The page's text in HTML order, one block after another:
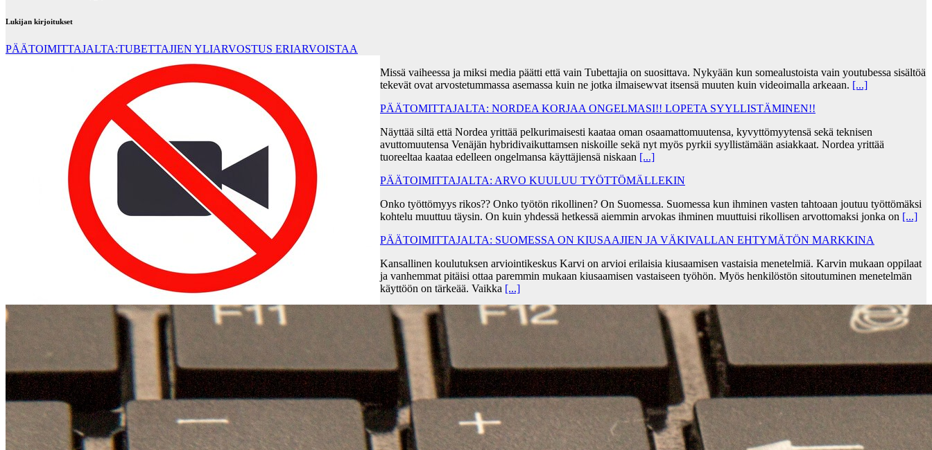
Lukijan kirjoitukset
PÄÄTOIMITTAJALTA:TUBETTAJIEN YLIARVOSTUS ERIARVOISTAA
Missä vaiheessa ja miksi media päätti että vain Tubettajia on suosittava. Nykyään kun somealustoista vain youtubessa sisältöä
tekevät ovat arvostetummassa asemassa kuin ne jotka ilmaisewvat itsensä muuten kuin videoimalla arkeaan. [...]
PÄÄTOMITTAJALTA: NORDEA KORJAA ONGELMASI!! LOPETA SYYLLISTÄMINEN!!
Näyttää siltä että Nordea yrittää pelkurimaisesti kaataa oman osaamattomuutensa, kyvyttömyytensä sekä teknisen
avuttomuutensa Venäjän hybridivaikuttamsen niskoille sekä nyt myös pyrkii syyllistämään asiakkaat. Nordea yrittää
tuoreeltaa kaataa edelleen ongelmansa käyttäjiensä niskaan [...]
PÄÄTOIMITTAJALTA: ARVO KUULUU TYÖTTÖMÄLLEKIN
Onko työttömyys rikos?? Onko työtön rikollinen? On Suomessa. Suomessa kun ihminen vasten tahtoaan joutuu työttömäksi
kohtelu muuttuu täysin. On kuin yhdessä hetkessä aiemmin arvokas ihminen muuttuisi rikollisen arvottomaksi jonka on [...]
PÄÄTOIMITTAJALTA: SUOMESSA ON KIUSAAJIEN JA VÄKIVALLAN EHTYMÄTÖN MARKKINA
Kansallinen koulutuksen arviointikeskus Karvi on arvioi erilaisia kiusaamisen vastaisia menetelmiä. Karvin mukaan oppilaat
ja vanhemmat pitäisi ottaa paremmin mukaan kiusaamisen vastaiseen työhön. Myös henkilöstön sitoutuminen menetelmän
käyttöön on tärkeää. Vaikka [...]